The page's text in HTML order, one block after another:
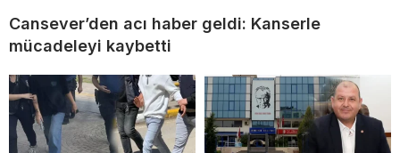
Cansever’den acı haber geldi: Kanserle
mücadeleyi kaybetti